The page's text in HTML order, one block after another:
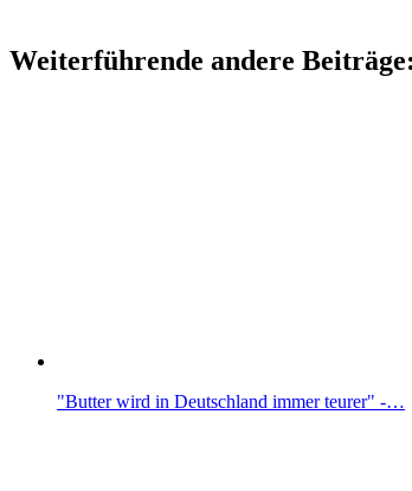
Weiterführende andere Beiträge:
"Butter wird in Deutschland immer teurer" -…